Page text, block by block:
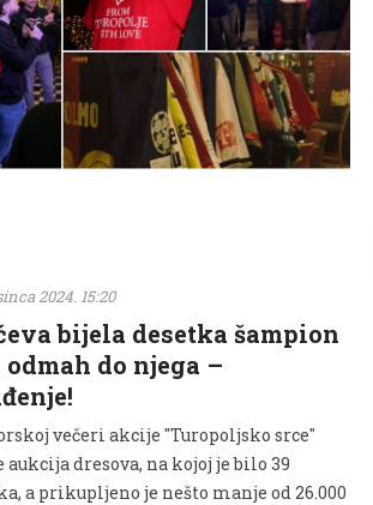
2024. 15:20
bijela desetka šampion
do njega –
večeri akcije "Turopoljsko srce"
aukcija dresova, na kojoj je bilo 39
a prikupljeno je nešto manje od 26.000